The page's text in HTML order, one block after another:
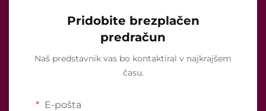
Pridobite brezplačen
predračun
Naš predstavnik vas bo kontaktiral v najkrajšem
času.
E-pošta